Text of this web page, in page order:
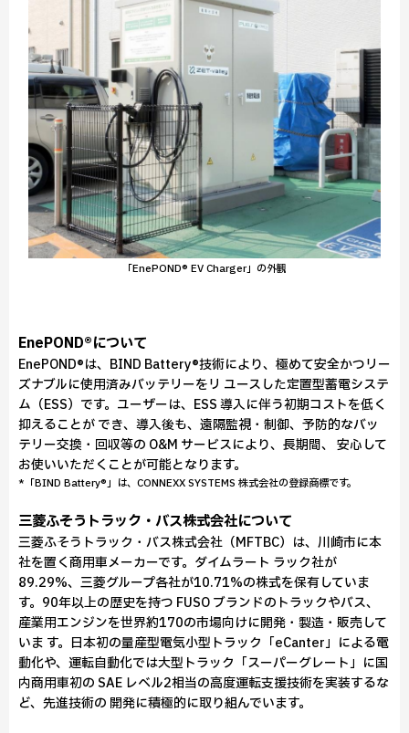
「EnePOND® EV Charger」の外観
EnePOND®について
EnePOND®は、BIND Battery®技術により、極めて安全かつリー
ズナブルに使用済みバッテリーをリ ユースした定置型蓄電システ
ム（ESS）です。ユーザーは、ESS 導入に伴う初期コストを低く
抑えることが でき、導入後も、遠隔監視・制御、予防的なバッ
テリー交換・回収等の O&M サービスにより、長期間、 安心して
お使いいただくことが可能となります。
*「BIND Battery®」は、CONNEXX SYSTEMS 株式会社の登録商標です。
三菱ふそうトラック・バス株式会社について
三菱ふそうトラック・バス株式会社（MFTBC）は、川崎市に本
社を置く商用車メーカーです。ダイムラート ラック社が
89.29%、三菱グループ各社が10.71%の株式を保有していま
す。90年以上の歴史を持つ FUSO ブランドのトラックやバス、
産業用エンジンを世界約170の市場向けに開発・製造・販売して
いま す。日本初の量産型電気小型トラック「eCanter」による電
動化や、運転自動化では大型トラック「スーパーグレート」に国
内商用車初の SAE レベル2相当の高度運転支援技術を実装するな
ど、先進技術の 開発に積極的に取り組んでいます。